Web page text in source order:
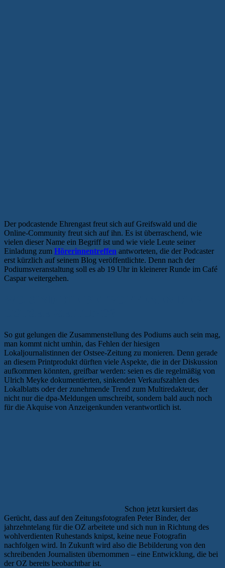
Der podcastende Ehrengast freut sich auf Greifswald und die
Online-Community freut sich auf ihn. Es ist überraschend, wie
vielen dieser Name ein Begriff ist und wie viele Leute seiner
Einladung zum Hörerinnentreffen antworteten, die der Podcaster
erst kürzlich auf seinem Blog veröffentlichte. Denn nach der
Podiumsveranstaltung soll es ab 19 Uhr in kleinerer Runde im Café
Caspar weitergehen.
So gut gelungen die Zusammenstellung des Podiums auch sein mag,
man kommt nicht umhin, das Fehlen der hiesigen
Lokaljournalistinnen der Ostsee-Zeitung zu monieren. Denn gerade
an diesem Printprodukt dürften viele Aspekte, die in der Diskussion
aufkommen könnten, greifbar werden: seien es die regelmäßig von
Ulrich Meyke dokumentierten, sinkenden Verkaufszahlen des
Lokalblatts oder der zunehmende Trend zum Multiredakteur, der
nicht nur die dpa-Meldungen umschreibt, sondern bald auch noch
für die Akquise von Anzeigenkunden verantwortlich ist.
Schon jetzt kursiert das
Gerücht, dass auf den Zeitungsfotografen Peter Binder, der
jahrzehntelang für die OZ arbeitete und sich nun in Richtung des
wohlverdienten Ruhestands knipst, keine neue Fotografin
nachfolgen wird. In Zukunft wird also die Bebilderung von den
schreibenden Journalisten übernommen – eine Entwicklung, die bei
der OZ bereits beobachtbar ist.